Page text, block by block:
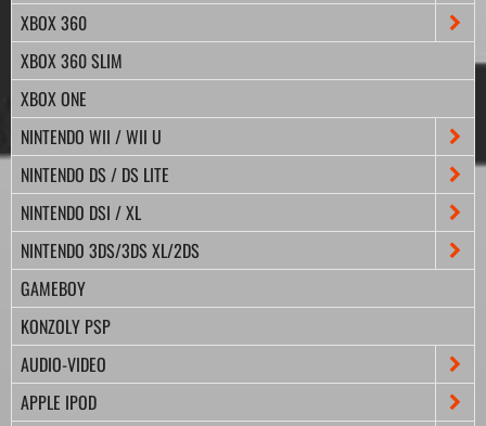
XBOX 360
XBOX 360 SLIM
XBOX ONE
NINTENDO WII / WII U
NINTENDO DS / DS LITE
NINTENDO DSI / XL
NINTENDO 3DS/3DS XL/2DS
GAMEBOY
KONZOLY PSP
AUDIO-VIDEO
APPLE IPOD